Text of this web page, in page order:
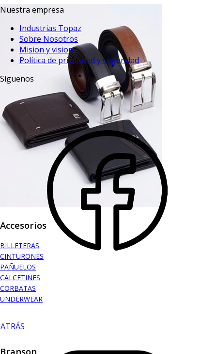
Accesorios
BILLETERAS
CINTURONES
PAÑUELOS
CALCETINES
CORBATAS
UNDERWEAR
ATRÁS
Branson
Nuestra empresa
Industrias Topaz
Sobre Nosotros
Mision y vision
Política de privacidad y seguridad
Síguenos